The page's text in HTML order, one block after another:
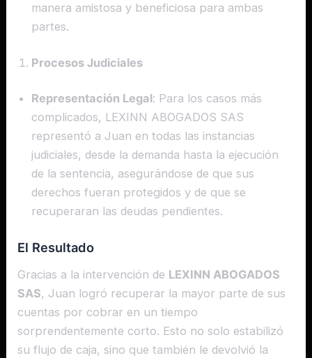
manera amistosa y beneficiosa para ambas
partes.
Procesos Judiciales
Representación Legal: Para los casos más
complicados, LEXINN ABOGADOS SAS
representó a Juan en todas las instancias
judiciales, desde la demanda hasta la ejecución
de la sentencia, asegurándose de que sus
derechos fueran protegidos y de que se
recuperaran las deudas pendientes.
El Resultado
Gracias a la intervención de LEXINN ABOGADOS
SAS, Juan logró recuperar la mayor parte de sus
cuentas por cobrar en un tiempo
sorprendentemente corto. Esto no solo estabilizó
su flujo de caja, sino que también le devolvió la